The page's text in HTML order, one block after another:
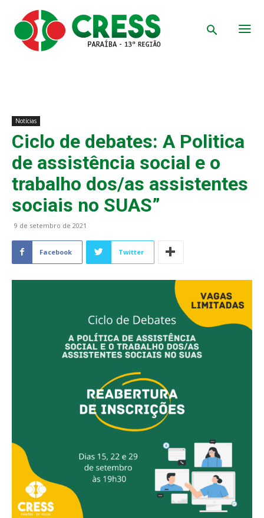
Notícias
Ciclo de debates: A Politica
de assistência social e o
trabalho dos/as assistentes
sociais no SUAS”
9 de setembro de 2021
Facebook Twitter